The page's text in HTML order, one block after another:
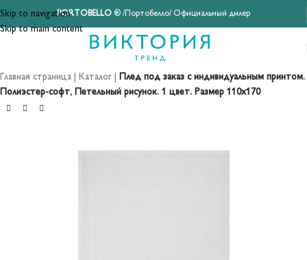
Skip to navigation
Skip to main content
PORTOBELLO® /Портобелло/ Официальный дилер
Главная страница Каталог
Плед под заказ с индивидуальным принтом.
Полиэстер-софт, Петельный рисунок. 1 цвет. Размер 110х170